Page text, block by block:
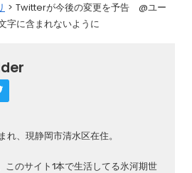
Twitterが今後の変更を予告 @ユー
字に含まれないように
れ、現静岡市清水区在住。
このサイト1本で生活してる氷河期世